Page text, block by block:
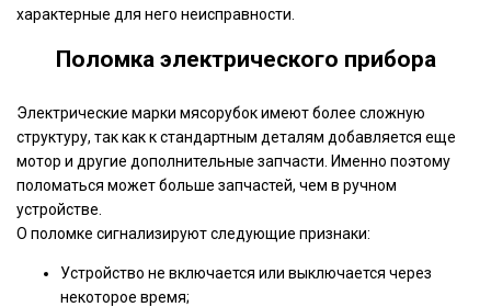
характерные для него неисправности.
Поломка электрического прибора
Электрические марки мясорубок имеют более сложную
структуру, так как к стандартным деталям добавляется еще
мотор и другие дополнительные запчасти. Именно поэтому
поломаться может больше запчастей, чем в ручном
устройстве.
О поломке сигнализируют следующие признаки:
Устройство не включается или выключается через
некоторое время;